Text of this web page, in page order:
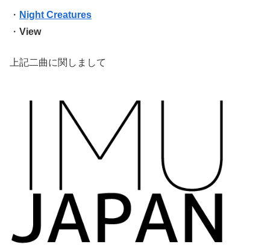
・ Night Creatures
・ View
上記二曲に関しまして